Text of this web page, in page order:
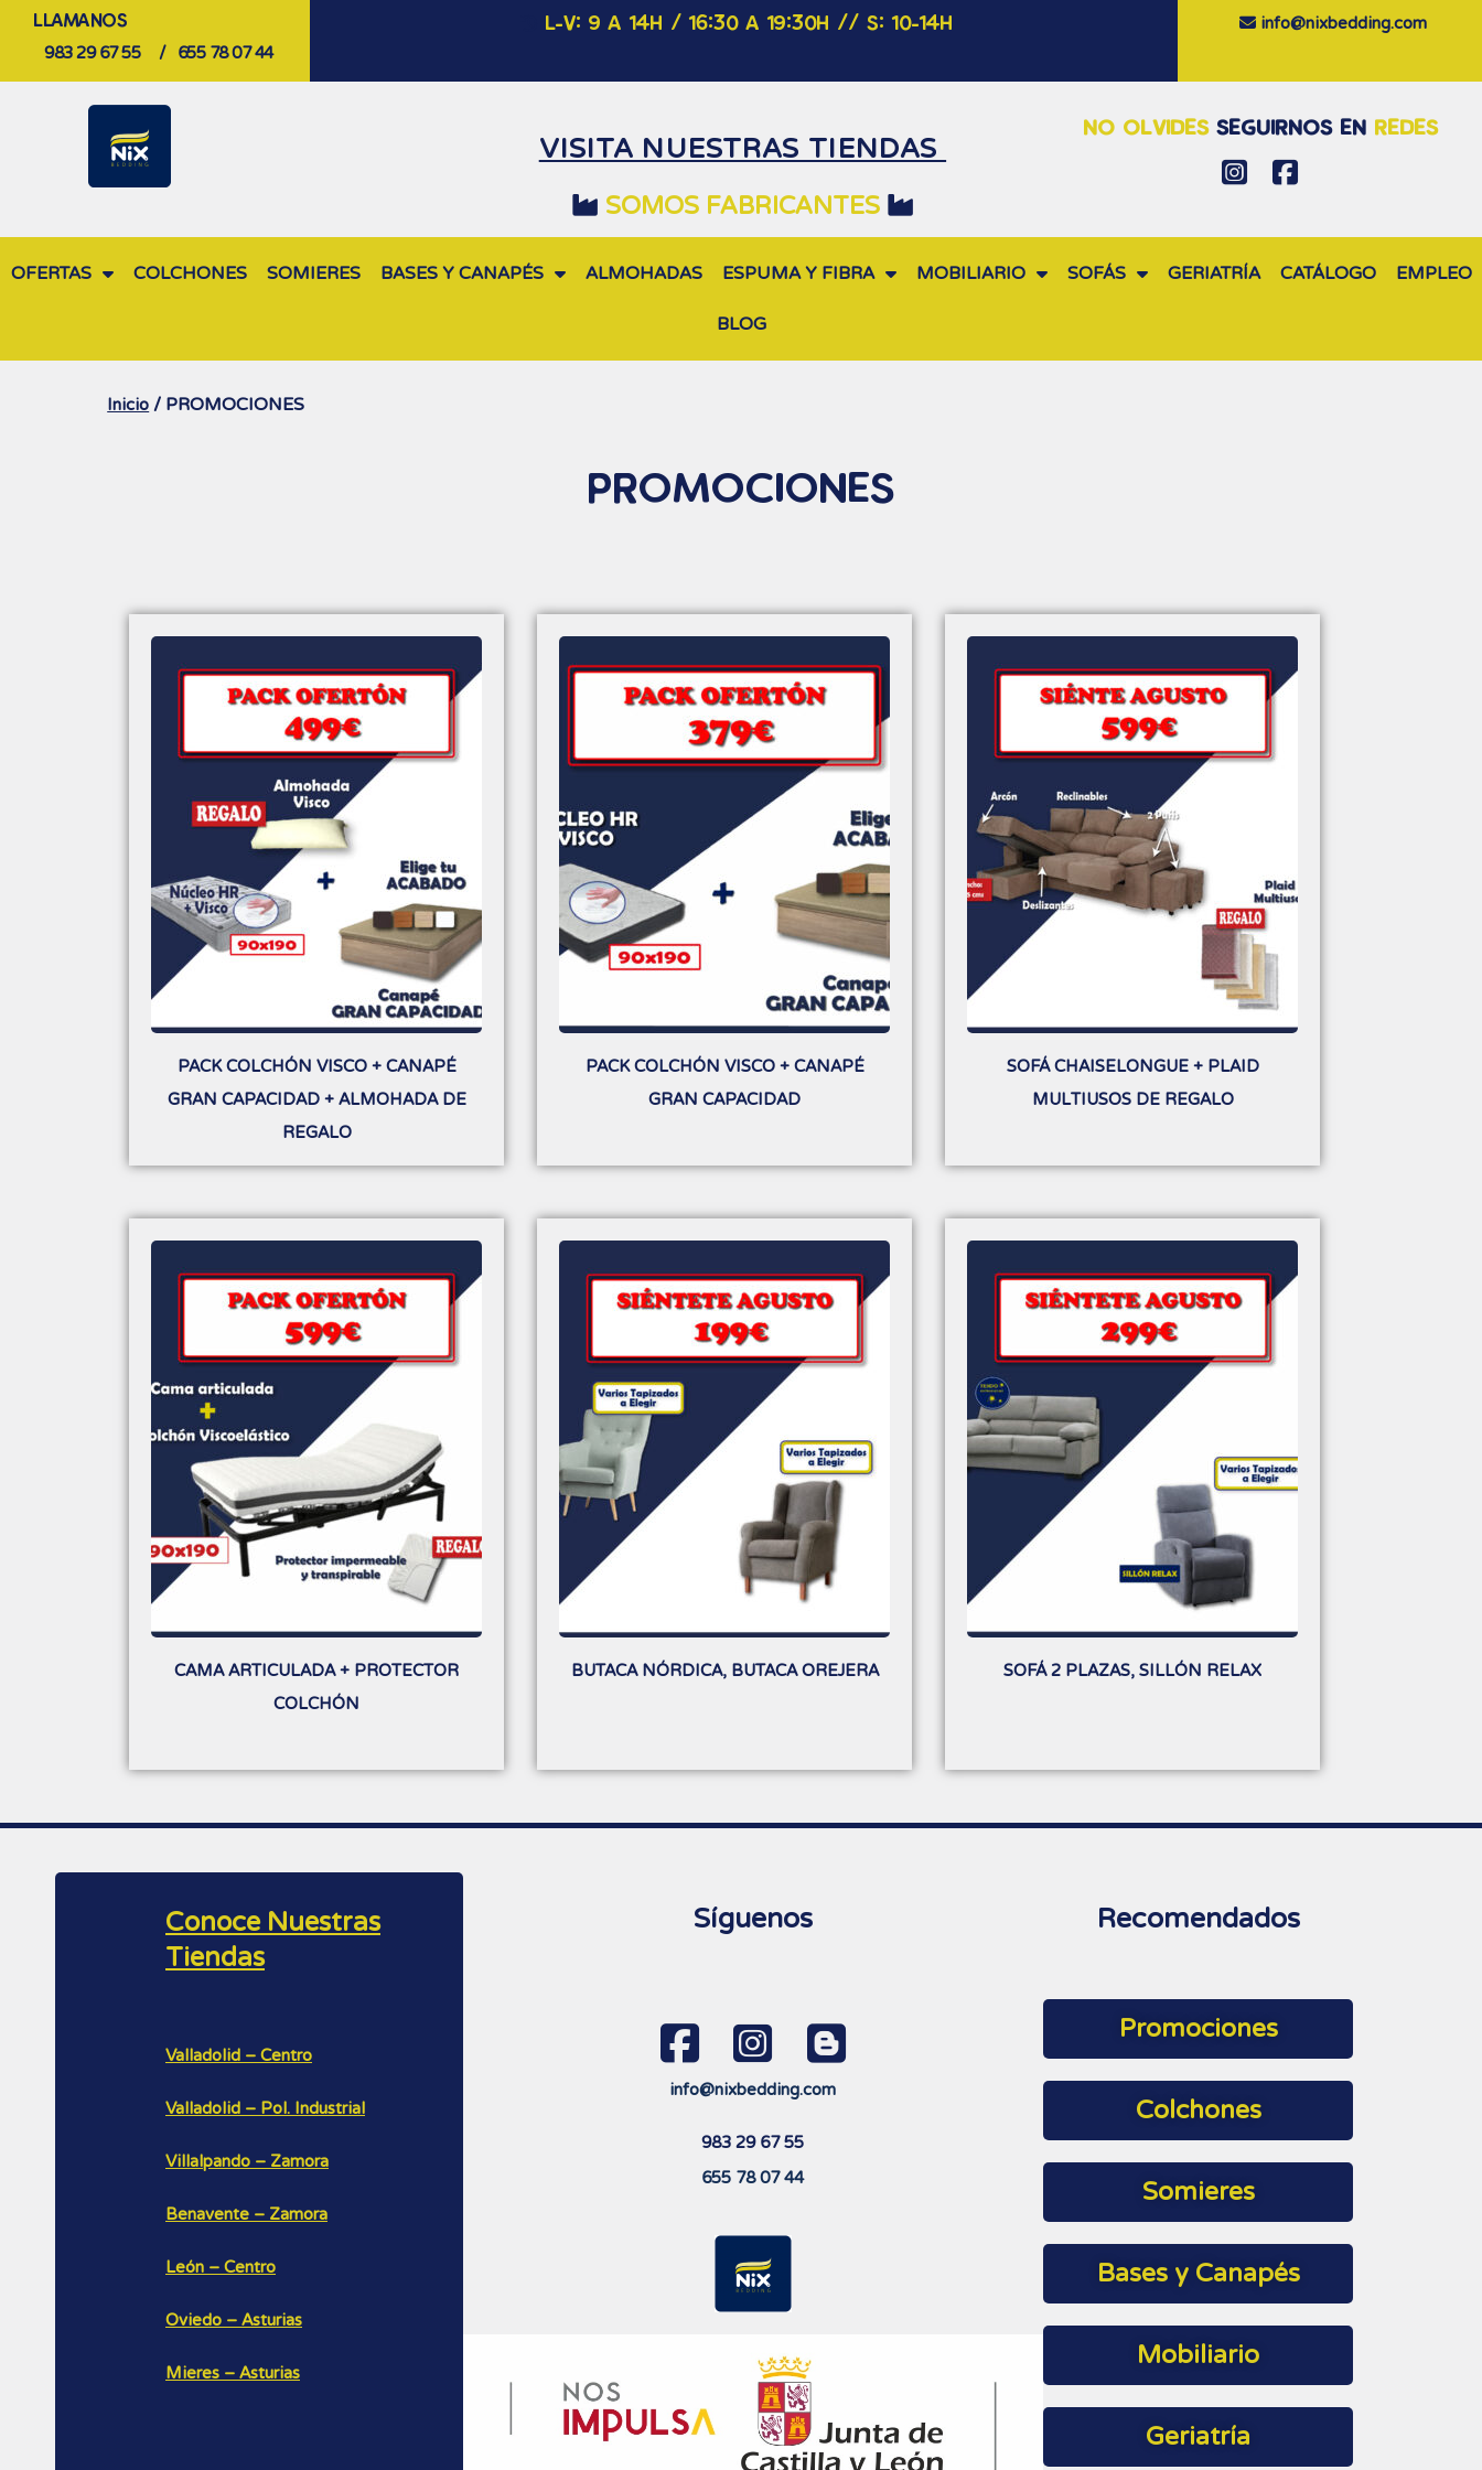
LLAMANOS
983 29 67 55 / 655 78 07 44
L-V: 9 A 14H / 16:30 A 19:30H // S: 10-14H info@nixbedding.com
VISITA NUESTRAS TIENDAS
SOMOS FABRICANTES
NO OLVIDESSEGUIRNOS EN REDES
OFERTAS COLCHONES SOMIERES BASES Y CANAPÉS ALMOHADAS ESPUMA Y FIBRA MOBILIARIO SOFÁS GERIATRÍA CATÁLOGO EMPLEO
BLOG
Inicio / PROMOCIONES
PROMOCIONES
PACK COLCHÓN VISCO + CANAPÉ
GRAN CAPACIDAD + ALMOHADA DE
REGALO
PACK COLCHÓN VISCO + CANAPÉ
GRAN CAPACIDAD
SOFÁ CHAISELONGUE + PLAID
MULTIUSOS DE REGALO
CAMA ARTICULADA + PROTECTOR
COLCHÓN
BUTACA NÓRDICA, BUTACA OREJERA SOFÁ 2 PLAZAS, SILLÓN RELAX
Conoce Nuestras
Tiendas
Valladolid – Centro
Valladolid – Pol. Industrial
Villalpando – Zamora
Benavente – Zamora
León – Centro
Oviedo – Asturias
Mieres – Asturias
Síguenos
info@nixbedding.com
983 29 67 55
655 78 07 44
Recomendados
Promociones
Colchones
Somieres
Bases y Canapés
Mobiliario
Geriatría